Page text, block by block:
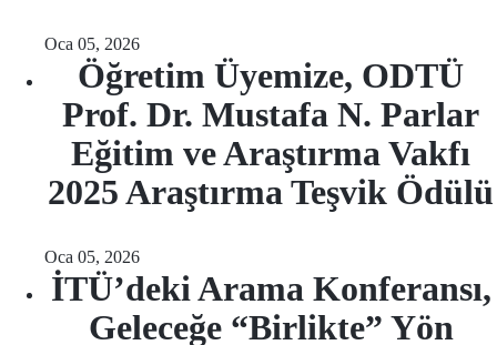
Oca 05, 2026
Öğretim Üyemize, ODTÜ
Prof. Dr. Mustafa N. Parlar
Eğitim ve Araştırma Vakfı
2025 Araştırma Teşvik Ödülü
Oca 05, 2026
İTÜ’deki Arama Konferansı,
Geleceğe “Birlikte” Yön